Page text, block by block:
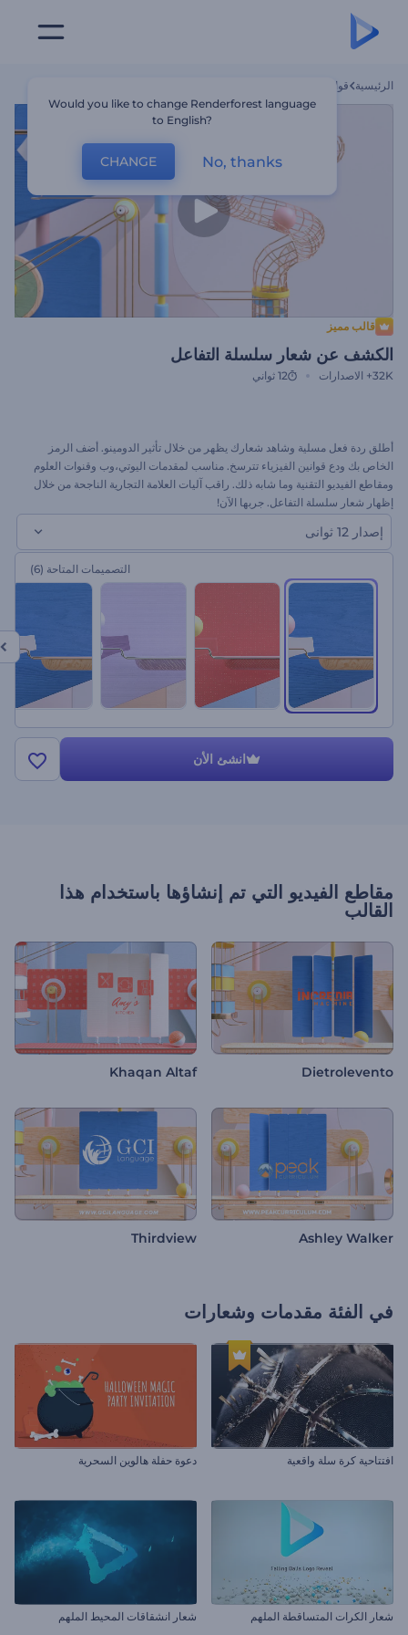
الرئيسية قوالب
قالب مميز
الكشف عن شعار سلسلة التفاعل
32K+ الاصدارات 12 ثواني
أطلق ردة فعل مسلية وشاهد شعارك يظهر من خلال تأثير الدومينو. أضف الرمز
الخاص بك ودع قوانين الفيزياء تترسخ. مناسب لمقدمات اليوتي،وب وقنوات العلوم
ومقاطع الفيديو التقنية وما شابه ذلك. راقب آليات العلامة التجارية الناجحة من خلال
إظهار شعار سلسلة التفاعل. جربها الآن!
إصدار 12 ثوانى
التصميمات المتاحة (6)
انشئ الأن
مقاطع الفيديو التي تم إنشاؤها باستخدام هذا
القالب
Dietrolevento
Khaqan Altaf
Ashley Walker
Thirdview
في الفئة مقدمات وشعارات
افتتاحية كرة سلة واقعية دعوة حفلة هالوين السحرية
شعار الكرات المتساقطة الملهم شعار انشقاقات المحيط الملهم
Would you like to change Renderforest language
to English?
CHANGE No, thanks